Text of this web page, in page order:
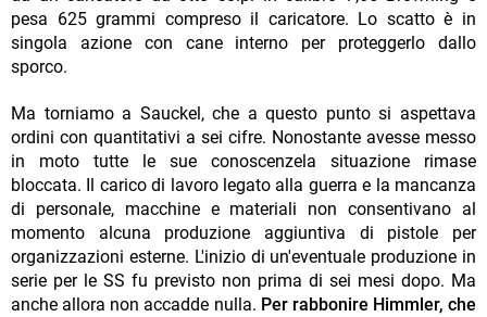
pesa 625 grammi compreso il caricatore. Lo scatto è in
singola azione con cane interno per proteggerlo dallo
sporco.
Ma torniamo a Sauckel, che a questo punto si aspettava
ordini con quantitativi a sei cifre. Nonostante avesse messo
in moto tutte le sue conoscenzela situazione rimase
bloccata. Il carico di lavoro legato alla guerra e la mancanza
di personale, macchine e materiali non consentivano al
momento alcuna produzione aggiuntiva di pistole per
organizzazioni esterne. L'inizio di un'eventuale produzione in
serie per le SS fu previsto non prima di sei mesi dopo. Ma
anche allora non accadde nulla. Per rabbonire Himmler, che